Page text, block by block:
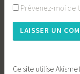
Prévenez-moi de
Ce site utilise